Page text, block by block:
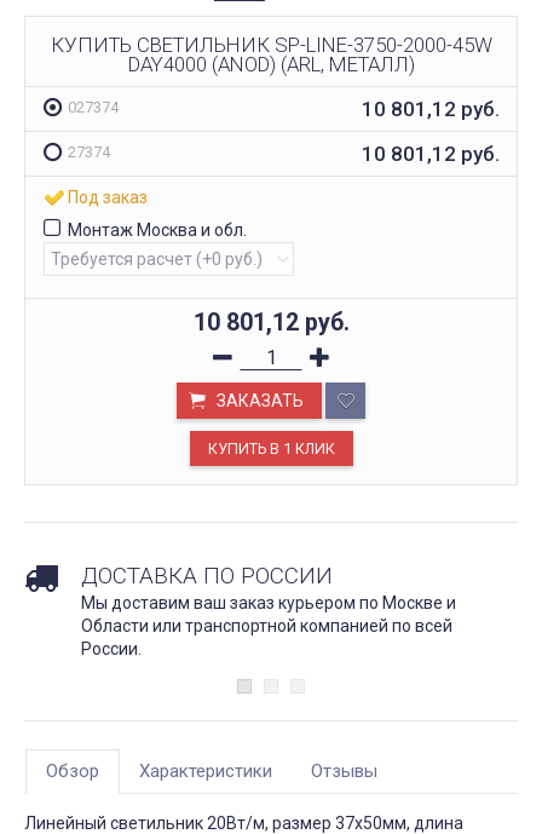
КУПИТЬ СВЕТИЛЬНИК SP-LINE-3750-2000-45W
DAY4000 (ANOD) (ARL, МЕТАЛЛ)
027374 10 801,12 руб.
27374 10 801,12 руб.
Под заказ
Монтаж Москва и обл.
10 801,12 руб.
ЗАКАЗАТЬ
ДОСТАВКА ПО РОССИИ
Мы доставим ваш заказ курьером по Москве и
Области или транспортной компанией по всей
России.
Обзор Характеристики Отзывы
Линейный светильник 20Вт/м, размер 37х50мм, длина